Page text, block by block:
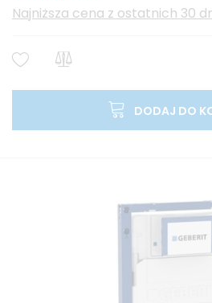
Najniższa cena z ostatnich 30
DODAJ DO